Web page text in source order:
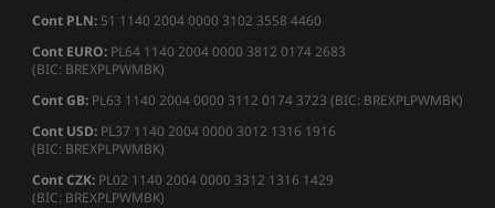
Cont PLN: 51 1140 2004 0000 3102 3558 4460
Cont EURO: PL64 1140 2004 0000 3812 0174 2683
(BIC: BREXPLPWMBK)
Cont GB: PL63 1140 2004 0000 3112 0174 3723 (BIC: BREXPLPWMBK)
Cont USD: PL37 1140 2004 0000 3012 1316 1916
(BIC: BREXPLPWMBK)
Cont CZK: PL02 1140 2004 0000 3312 1316 1429
(BIC: BREXPLPWMBK)